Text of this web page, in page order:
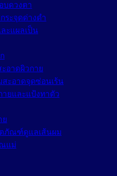
บดวงตา
ะจุดด่างดำ
ะแผลเป็น
อาดผิวกาย
ะอาดจุดซ่อนเร้น
ายและแป้งทาตัว
ย
ภัณฑ์ดูแลเส้นผม
แม่